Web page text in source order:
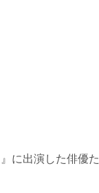
に出演した俳優た